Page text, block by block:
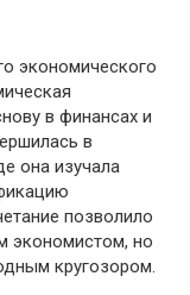
экономического
в финансах и
в
она изучала
позволило
экономистом, но
кругозором.